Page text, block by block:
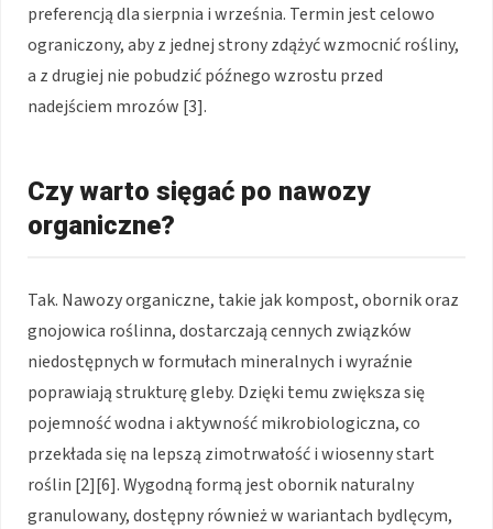
preferencją dla sierpnia i września. Termin jest celowo
ograniczony, aby z jednej strony zdążyć wzmocnić rośliny,
a z drugiej nie pobudzić późnego wzrostu przed
nadejściem mrozów [3].
Czy warto sięgać po nawozy
organiczne?
Tak. Nawozy organiczne, takie jak kompost, obornik oraz
gnojowica roślinna, dostarczają cennych związków
niedostępnych w formułach mineralnych i wyraźnie
poprawiają strukturę gleby. Dzięki temu zwiększa się
pojemność wodna i aktywność mikrobiologiczna, co
przekłada się na lepszą zimotrwałość i wiosenny start
roślin [2][6]. Wygodną formą jest obornik naturalny
granulowany, dostępny również w wariantach bydlęcym,